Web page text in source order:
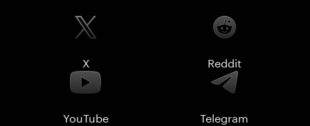
X Reddit
YouTube Telegram